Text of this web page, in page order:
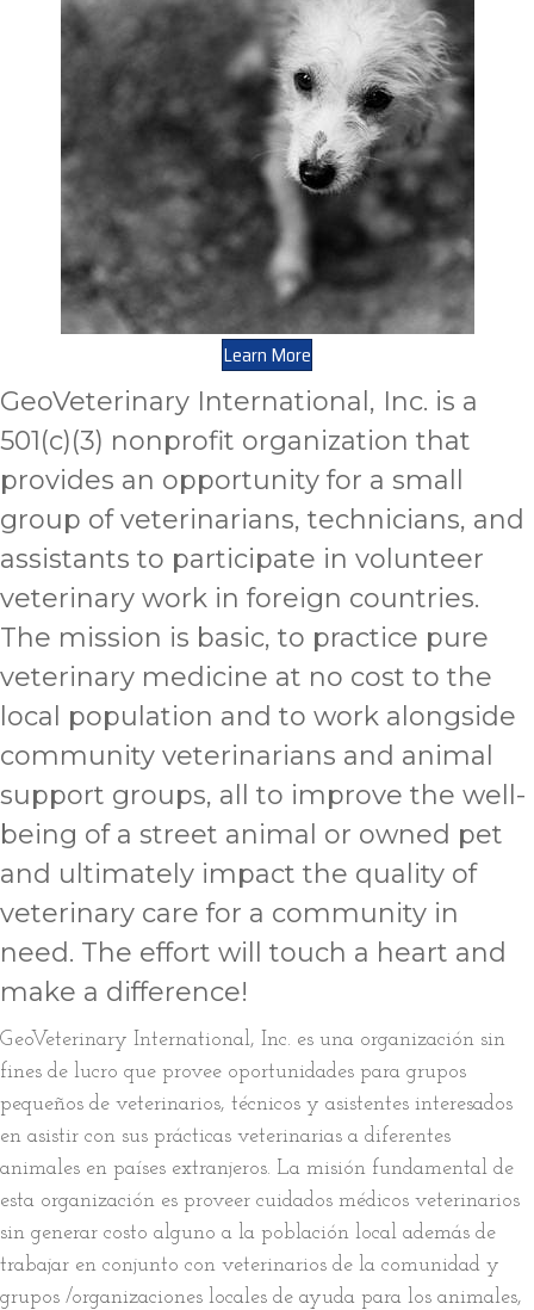
Learn More
GeoVeterinary International, Inc. is a
501(c)(3) nonprofit organization that
provides an opportunity for a small
group of veterinarians, technicians, and
assistants to participate in volunteer
veterinary work in foreign countries.
The mission is basic, to practice pure
veterinary medicine at no cost to the
local population and to work alongside
community veterinarians and animal
support groups, all to improve the well-
being of a street animal or owned pet
and ultimately impact the quality of
veterinary care for a community in
need. The effort will touch a heart and
make a difference!
GeoVeterinary International, Inc. es una organización sin
fines de lucro que provee oportunidades para grupos
pequeños de veterinarios, técnicos y asistentes interesados
en asistir con sus prácticas veterinarias a diferentes
animales en países extranjeros. La misión fundamental de
esta organización es proveer cuidados médicos veterinarios
sin generar costo alguno a la población local además de
trabajar en conjunto con veterinarios de la comunidad y
grupos /organizaciones locales de ayuda para los animales,